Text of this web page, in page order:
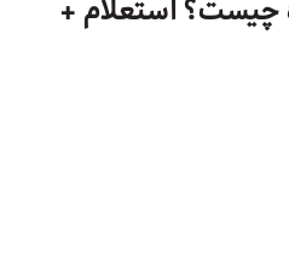
چیست؟ استعلام +